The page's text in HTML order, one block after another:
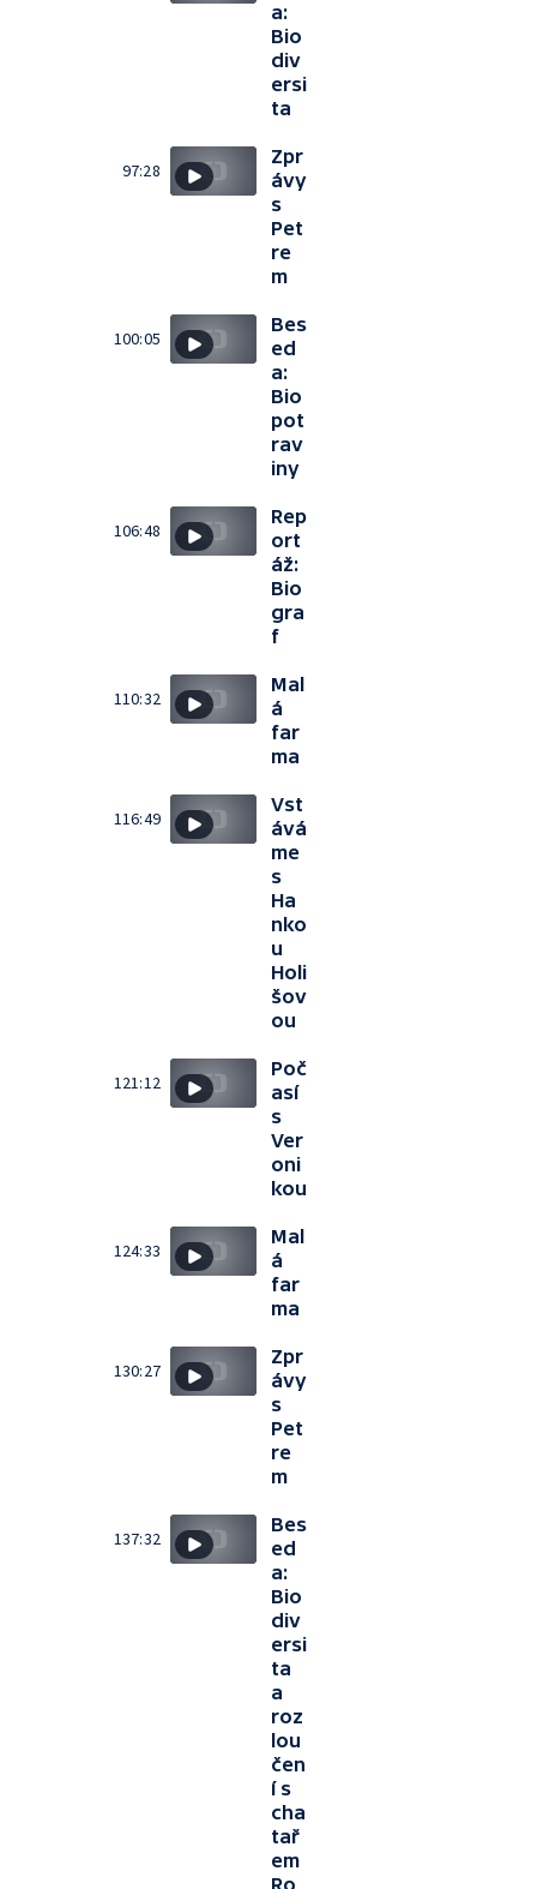
a:
Bio
div
ersi
ta
97:28
Zpr
ávy
s
Pet
re
m
100:05
Bes
ed
a:
Bio
pot
rav
iny
106:48
Rep
ort
áž:
Bio
gra
f
110:32
Mal
á
far
ma
116:49
Vst
ává
me
s
Ha
nko
u
Holi
šov
ou
121:12
Poč
así
s
Ver
oni
kou
124:33
Mal
á
far
ma
130:27
Zpr
ávy
s
Pet
re
m
137:32
Bes
ed
a:
Bio
div
ersi
ta
a
roz
lou
čen
í s
cha
tař
em
Ro